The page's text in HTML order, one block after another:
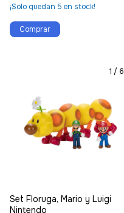
¡Solo quedan 5 en stock!
1 / 6
Set Floruga, Mario y Luigi
Nintendo